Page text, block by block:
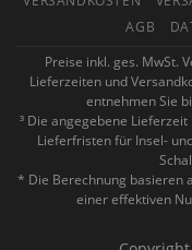
AGB
Preise inkl. ges. MwSt.
Lieferzeiten und
entnehmen Sie
³ Die angegebene
Lieferfristen für Insel-
* Die Berechnung basieren
einer effektiven